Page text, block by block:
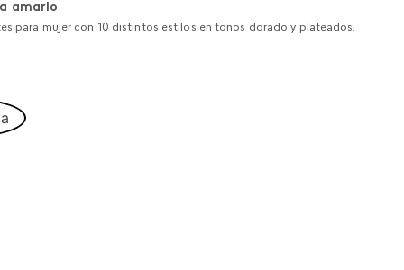
amarlo
para mujer con 10 distintos estilos en tonos dorado y plateados.